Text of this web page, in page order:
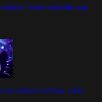
bolnici: Posle nekoliko sati
da ostave telefone i više